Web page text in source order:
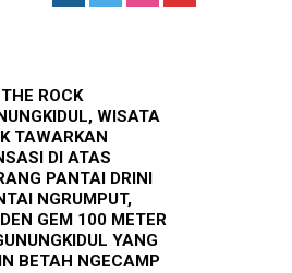
ROCK
WISATA
TAWARKAN
DI ATAS
PANTAI DRINI
23, 2026
NGRUMPUT,
GEM 100 METER
YANG
BETAH NGECAMP